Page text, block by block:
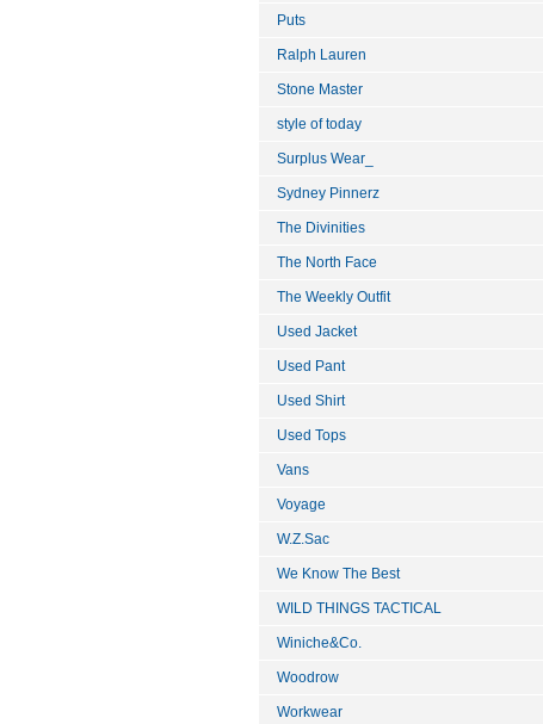
Puts
Ralph Lauren
Stone Master
style of today
Surplus Wear_
Sydney Pinnerz
The Divinities
The North Face
The Weekly Outfit
Used Jacket
Used Pant
Used Shirt
Used Tops
Vans
Voyage
W.Z.Sac
We Know The Best
WILD THINGS TACTICAL
Winiche&Co.
Woodrow
Workwear